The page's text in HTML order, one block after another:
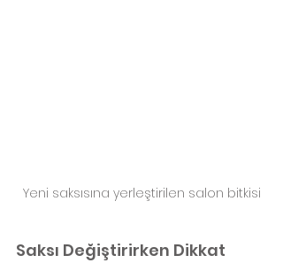
Yeni saksısına yerleştirilen salon bitkisi
Saksı Değiştirirken Dikkat